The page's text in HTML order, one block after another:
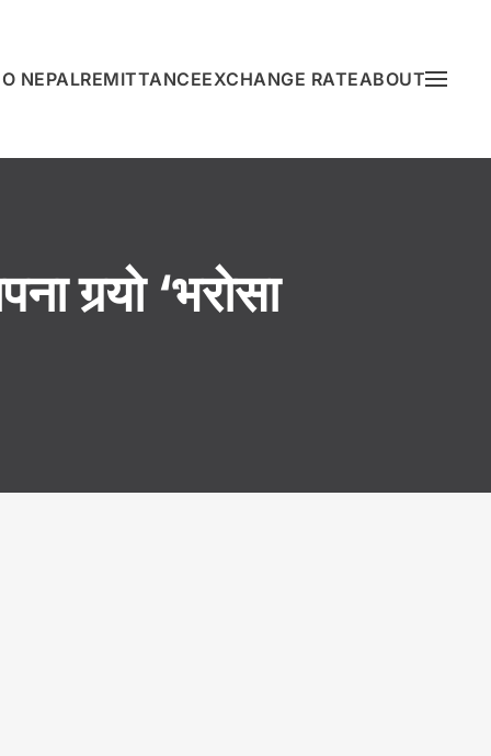
NEPALREMITTANCEEXCHANGE RATEABOUT
गर्‍यो ‘भरोसा